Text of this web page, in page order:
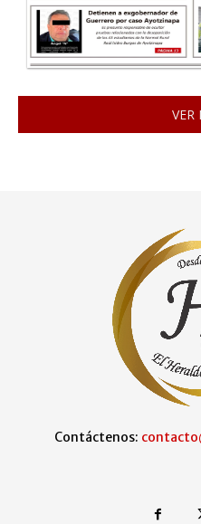
VER
Contáctenos: